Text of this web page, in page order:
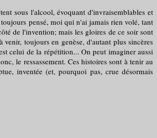
sous l'alcool, évoquant d'invraisemblables et
pensé, moi qui n'ai jamais rien volé, tant
de l'invention; mais les gloires de ce soir sont
toujours en genèse, d'autant plus sincères
celui de la répétition... On peut imaginer aussi
le ressassement. Ces histoires sont à tenir au
inventée (et, pourquoi pas, crue désormais